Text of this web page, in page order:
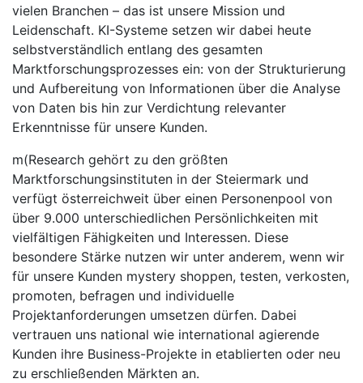
vielen Branchen – das ist unsere Mission und
Leidenschaft. KI-Systeme setzen wir dabei heute
selbstverständlich entlang des gesamten
Marktforschungsprozesses ein: von der Strukturierung
und Aufbereitung von Informationen über die Analyse
von Daten bis hin zur Verdichtung relevanter
Erkenntnisse für unsere Kunden.
m(Research gehört zu den größten
Marktforschungsinstituten in der Steiermark und
verfügt österreichweit über einen Personenpool von
über 9.000 unterschiedlichen Persönlichkeiten mit
vielfältigen Fähigkeiten und Interessen. Diese
besondere Stärke nutzen wir unter anderem, wenn wir
für unsere Kunden mystery shoppen, testen, verkosten,
promoten, befragen und individuelle
Projektanforderungen umsetzen dürfen. Dabei
vertrauen uns national wie international agierende
Kunden ihre Business-Projekte in etablierten oder neu
zu erschließenden Märkten an.